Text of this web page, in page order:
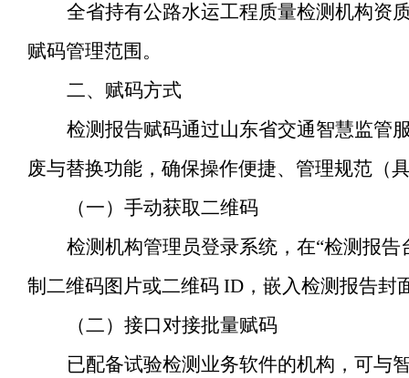
全省持有公路水运工程质量检测机构资
赋码管理范围 。
二、赋码方式
检测报告赋码通过山东省交通智慧监管
废与替换功能，确保操作便捷、管理规范 （
（一）手动获取二维码
检测机构管理员登录系统，在“检测报告
制二维码图片或二维码 ID，嵌入检测报告封
（二）接口对接批量赋码
已配备试验检测业务软件的机构，可与